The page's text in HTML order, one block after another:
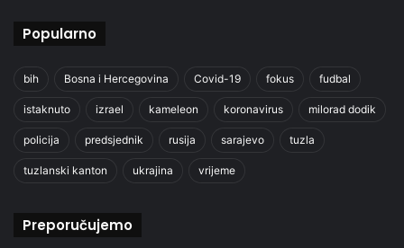
Popularno
bih Bosna i Hercegovina Covid-19 fokus fudbal
istaknuto izrael kameleon koronavirus milorad dodik
policija predsjednik rusija sarajevo tuzla
tuzlanski kanton ukrajina vrijeme
Preporučujemo